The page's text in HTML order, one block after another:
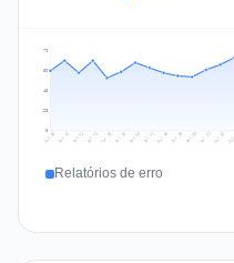
20
40
59
79
Jul 10 Jul 11 Jul 12 Jul 13 Jul 14 Jul 15 Jul 16 Jul 17 Jul 18 Jul 19 Jul 20 Jul 21 Jul 22
Relatórios de erro